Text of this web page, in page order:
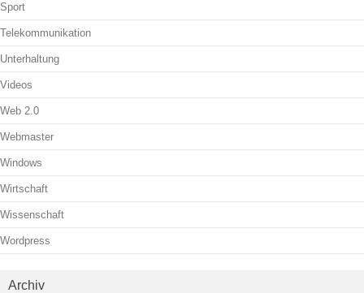
Sport
Telekommunikation
Unterhaltung
Videos
Web 2.0
Webmaster
Windows
Wirtschaft
Wissenschaft
Wordpress
Archiv